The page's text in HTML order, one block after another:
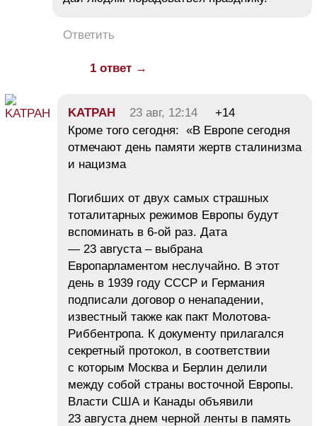
Ответить
1 ответ →
KATPAH 23 авг, 12:14
+14
Кроме того сегодня: «В Европе сегодня
отмечают день памяти жертв сталинизма
и нацизма
Погибших от двух самых страшных
тоталитарных режимов Европы будут
вспоминать в 6-ой раз. Дата
— 23 августа – выбрана
Европарламентом неслучайно. В этот
день в 1939 году СССР и Германия
подписали договор о ненападении,
известный также как пакт Молотова-
Риббентропа. К документу прилагался
секретный протокол, в соответствии
с которым Москва и Берлин делили
между собой страны восточной Европы.
Власти США и Канады объявили
23 августа днем черной ленты в память